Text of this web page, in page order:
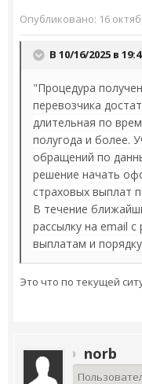
Опубликовано: 16
В 10/16/2025 в
"Процедура
перевозчика
длительная по
полугода и более.
обращений по
решение начать
страховых выплат
В течение
рассылку на email
выплатам и
Это что по текущей
norb